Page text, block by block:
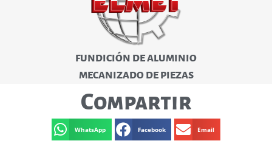
FUNDICIÓN DE ALUMINIO
MECANIZADO DE PIEZAS
Compartir
WhatsApp Facebook Email